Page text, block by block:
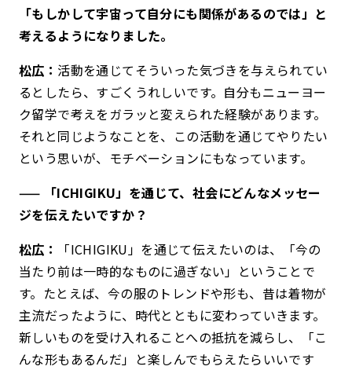
「もしかして宇宙って自分にも関係があるのでは」と
考えるようになりました。
松広： 活動を通じてそういった気づきを与えられてい
るとしたら、すごくうれしいです。自分もニューヨー
ク留学で考えをガラッと変えられた経験があります。
それと同じようなことを、この活動を通じてやりたい
という思いが、モチベーションにもなっています。
—— 「ICHIGIKU」を通じて、社会にどんなメッセー
ジを伝えたいですか？
松広：
「ICHIGIKU」を通じて伝えたいのは、「今の
当たり前は一時的なものに過ぎない」ということで
す。たとえば、今の服のトレンドや形も、昔は着物が
主流だったように、時代とともに変わっていきます。
新しいものを受け入れることへの抵抗を減らし、「こ
んな形もあるんだ」と楽しんでもらえたらいいです